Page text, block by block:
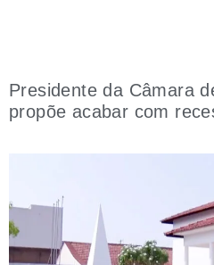
Presidente da Câmara
propõe acabar com